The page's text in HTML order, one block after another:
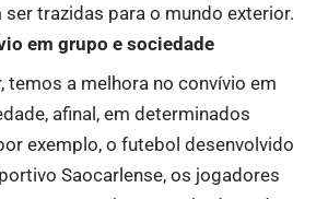
trazidas para o mundo exterior.
em grupo e sociedade
temos a melhora no convívio em
afinal, em determinados
exemplo, o futebol desenvolvido
Saocarlense, os jogadores